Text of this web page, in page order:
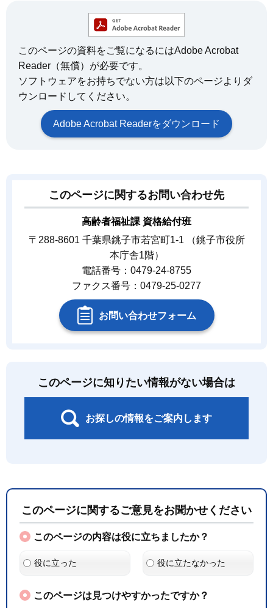
このページの資料をご覧になるにはAdobe Acrobat
Reader（無償）が必要です。
ソフトウェアをお持ちでない方は以下のページよりダ
ウンロードしてください。
Adobe Acrobat Readerをダウンロード
このページに関するお問い合わせ先
高齢者福祉課 資格給付班
〒288-8601 千葉県銚子市若宮町1-1 （銚子市役所
本庁舎1階）
電話番号：0479-24-8755
ファクス番号：0479-25-0277
お問い合わせフォーム
このページに知りたい情報がない場合は
お探しの情報をご案内します
このページに関するご意見をお聞かせください
このページの内容は役に立ちましたか？
役に立った 役に立たなかった
このページは見つけやすかったですか？